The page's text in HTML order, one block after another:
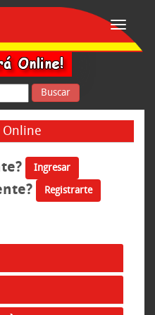
Toggle
Buscar
Online
Ingresar
Registrarte